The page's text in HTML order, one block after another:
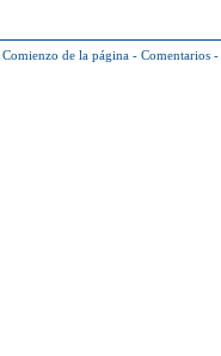
Comienzo de la página - Comentarios -